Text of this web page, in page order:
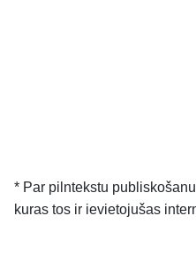
* Par pilntekstu
kuras tos ir ievietojušas